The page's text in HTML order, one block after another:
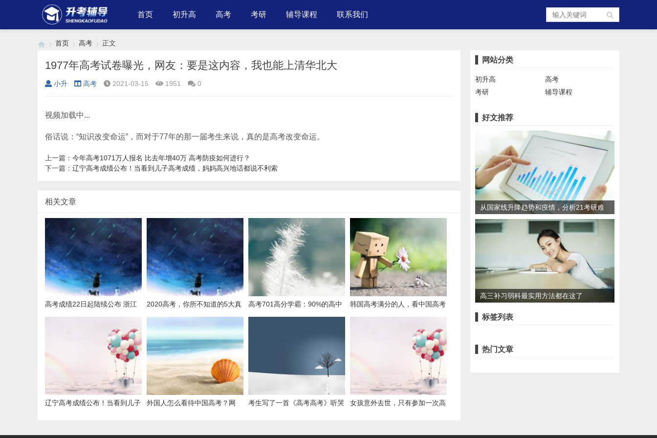
首页 初升高 高考 考研 辅导课程 联系我们
›
首页 高考
›
正文
1977年高考试卷曝光，网友：要是这内容，我也能上清华北大
小升 高考 2021-03-15 1951 0
视频加载中...
俗话说：“知识改变命运”，而对于77年的那一届考生来说，真的是高考改变命运。
上一篇： 今年高考1071万人报名 比去年增40万 高考防疫如何进行？
下一篇： 辽宁高考成绩公布！当看到儿子高考成绩，妈妈高兴地话都说不利索
相关文章
高考成绩22日起陆续公布 浙江
2020高考，你所不知道的5大真
高考701高分学霸：90%的高中
韩国高考满分的人，看中国高考
辽宁高考成绩公布！当看到儿子
利索
外国人怎么看待中国高考？网
科
考生写了一首《高考高考》听哭
女孩意外去世，只有参加一次高
网站分类
初升高
高考
考研
辅导课程
好文推荐
从国家线升降趋势和疫情，分析21考研难
度，有哪些影响？
高三补习弱科最实用方法都在这了
标签列表
热门文章